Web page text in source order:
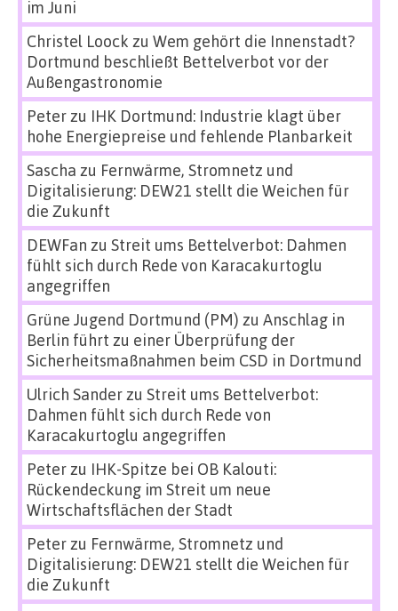
im Juni
Christel Loock zu Wem gehört die Innenstadt?
Dortmund beschließt Bettelverbot vor der
Außengastronomie
Peterzu IHK Dortmund: Industrie klagt über
hohe Energiepreise und fehlende Planbarkeit
Sascha zu Fernwärme, Stromnetz und
Digitalisierung: DEW21 stellt die Weichen für
die Zukunft
DEWFan zu Streit ums Bettelverbot: Dahmen
fühlt sich durch Rede von Karacakurtoglu
angegriffen
Grüne Jugend Dortmund (PM) zu Anschlag in
Berlin führt zu einer Überprüfung der
Sicherheitsmaßnahmen beim CSD in Dortmund
Ulrich Sanderzu Streit ums Bettelverbot:
Dahmen fühlt sich durch Rede von
Karacakurtoglu angegriffen
Peterzu IHK-Spitze bei OB Kalouti:
Rückendeckung im Streit um neue
Wirtschaftsflächen der Stadt
Peterzu Fernwärme, Stromnetz und
Digitalisierung: DEW21 stellt die Weichen für
die Zukunft